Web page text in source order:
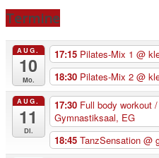
Termine
AUG.
10
Mo.
17:15 Pilates-Mix 1 @
18:30 Pilates-Mix 2 @
AUG.
11
Di.
17:30 Full body workout
Gymnastiksaal, EG
18:45 TanzSensation @